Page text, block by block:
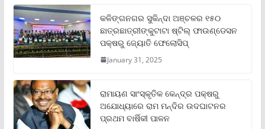
କଳିଙ୍ଗନଗର ସୁକିନ୍ଦା ଅଞ୍ଚଳର ୧୫୦
ଛାତ୍ରଛାତ୍ରୀଙ୍କୁଟାଟା ଷ୍ଟିଲ୍ ଫାଉଣ୍ଡେସନ
ପକ୍ଷରୁ ଜ୍ୟୋତି ଫେଲୋସିପ୍‌
January 31, 2025
ରାମାୟଣ ସାଂସ୍କୃତିକ କେନ୍ଦ୍ର ପକ୍ଷରୁ
ଅଯୋଧ୍ୟାରେ ରାମ ମନ୍ଦିର ଉଦଘାଟନର
ପ୍ରଥମ ବାର୍ଷିକୀ ପାଳନ